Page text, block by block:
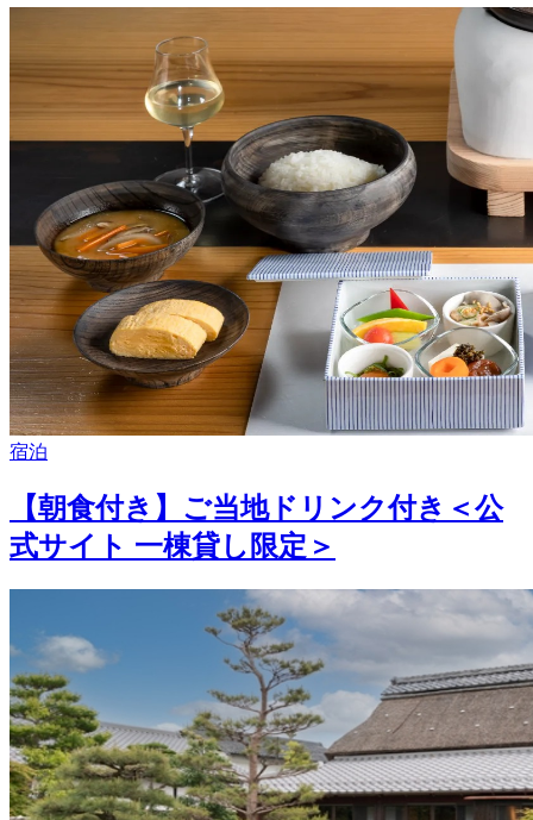
宿泊
【朝食付き】ご当地ドリンク付き＜公
式サイト 一棟貸し限定＞